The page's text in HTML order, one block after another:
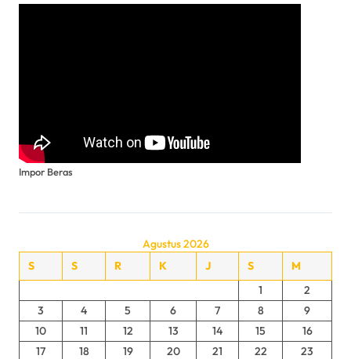
Impor Beras
Agustus 2026
S
S R K J S
M
1
2
3
4 5 6 7 8
9
10
11 12 13 14 15
16
17
18 19 20 21 22
23